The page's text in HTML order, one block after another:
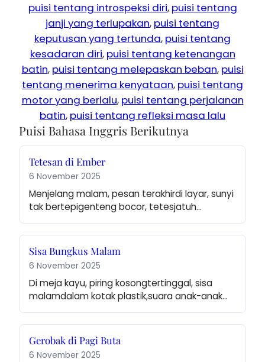
puisi tentang introspeksi diri, puisi tentang
janji yang terlupakan, puisi tentang
keputusan yang tertunda, puisi tentang
kesadaran diri, puisi tentang ketenangan
batin, puisi tentang melepaskan beban, puisi
tentang menerima kenyataan, puisi tentang
motor yang berlalu, puisi tentang perjalanan
batin, puisi tentang refleksi masa lalu
Puisi Bahasa Inggris Berikutnya
Tetesan di Ember
6 November 2025
Menjelang malam, pesan terakhirdi layar, sunyi
tak bertepigenteng bocor, tetesjatuh…
Sisa Bungkus Malam
6 November 2025
Di meja kayu, piring kosongtertinggal, sisa
malamdalam kotak plastik,suara anak-anak…
Gerobak di Pagi Buta
6 November 2025